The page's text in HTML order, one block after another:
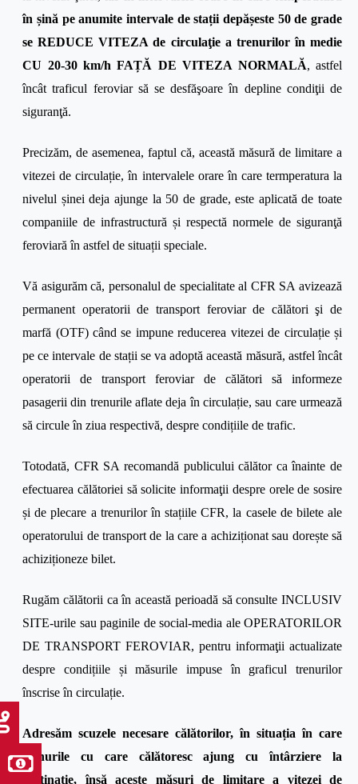
în șină pe anumite intervale de stații depășeste 50 de grade
se REDUCE VITEZA de circulaţie a trenurilor în medie
CU 20-30 km/h FAȚĂ DE VITEZA NORMALĂ, astfel
încât traficul feroviar să se desfăşoare în depline condiţii de
siguranţă.
Precizăm, de asemenea, faptul că, această măsură de limitare a
vitezei de circulație, în intervalele orare în care termperatura la
nivelul șinei deja ajunge la 50 de grade, este aplicată de toate
companiile de infrastructură și respectă normele de siguranţă
feroviară în astfel de situații speciale.
Vă asigurăm că, personalul de specialitate al CFR SA avizează
permanent operatorii de transport feroviar de călători şi de
marfă (OTF) când se impune reducerea vitezei de circulație și
pe ce intervale de stații se va adoptă această măsură, astfel încât
operatorii de transport feroviar de călători să informeze
pasagerii din trenurile aflate deja în circulație, sau care urmează
să circule în ziua respectivă, despre condițiile de trafic.
Totodată, CFR SA recomandă publicului călător ca înainte de
efectuarea călătoriei să solicite informaţii despre orele de sosire
și de plecare a trenurilor în stațiile CFR, la casele de bilete ale
operatorului de transport de la care a achiziționat sau dorește să
achiziționeze bilet.
Rugăm călătorii ca în această perioadă să consulte INCLUSIV
SITE-urile sau paginile de social-media ale OPERATORILOR
DE TRANSPORT FEROVIAR, pentru informaţii actualizate
despre condițiile și măsurile impuse în graficul trenurilor
înscrise în circulație.
Adresăm scuzele necesare călătorilor, în situația în care
trenurile cu care călătoresc ajung cu întârziere la
destinație, însă aceste măsuri de limitare a vitezei de